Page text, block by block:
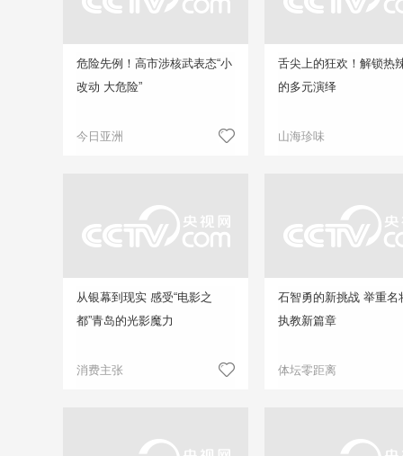
危险先例！高市涉核武表态“小
改动 大危险”
今日亚洲
舌尖上的狂欢！解锁热
的多元演绎
山海珍味
从银幕到现实 感受“电影之
都”青岛的光影魔力
消费主张
石智勇的新挑战 举重名
执教新篇章
体坛零距离